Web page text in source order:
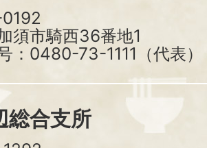
須市騎西36番地1
：0480-73-1111（代表）
総合支所